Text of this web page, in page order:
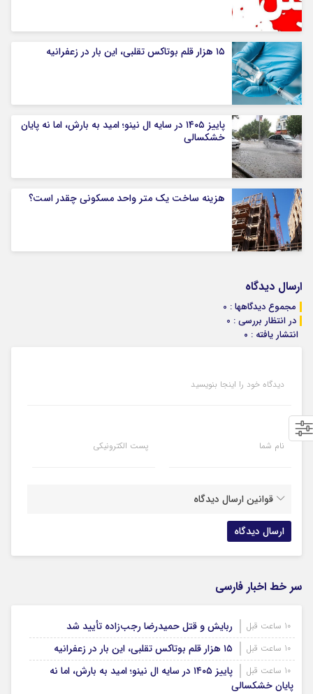
۱۵ هزار قلم بوتاکس تقلبی، این بار در زعفرانیه
پاییز ۱۴۰۵ در سایه ال‌ نینو؛ امید به بارش، اما نه پایان
خشکسالی
هزینه ساخت یک متر واحد مسکونی چقدر است؟
ارسال دیدگاه
مجموع دیدگاهها : 0
در انتظار بررسی : 0
انتشار یافته : ۰
دیدگاه خود را اینجا بنویسید
نام شما پست الکترونیکی
قوانین ارسال دیدگاه
سر خط اخبار فارسی
ربایش و قتل حمیدرضا رجب‌زاده تأیید شد
۱۵ هزار قلم بوتاکس تقلبی، این بار در زعفرانیه
پاییز ۱۴۰۵ در سایه ال‌ نینو؛ امید به بارش، اما نه
پایان خشکسالی